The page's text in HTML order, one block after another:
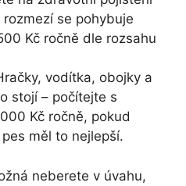
rozmezí se pohybuje
Kč ročně dle rozsahu
vodítka, obojky a
stojí – počítejte s
Kč ročně, pokud
měl to nejlepší.
neberete v úvahu,